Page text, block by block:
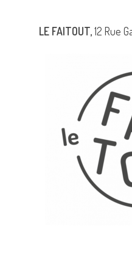
LE FAITOUT,12 Rue